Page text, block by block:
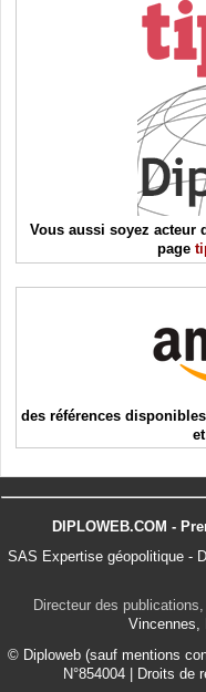
Vous aussi soyez acteur
page
des références
DIPLOWEB.COM -
SAS Expertise géopolitique -
Directeur des
Vincennes,
© Diploweb (sauf mentions
N°854004 | Droits de